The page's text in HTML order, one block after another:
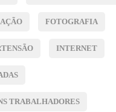
FOTOGRAFIA
INTERNET
TRABALHADORES